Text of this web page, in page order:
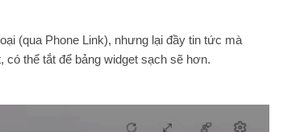
(qua Phone Link), nhưng lại đầy tin tức mà
có thể tắt để bảng widget sạch sẽ hơn.